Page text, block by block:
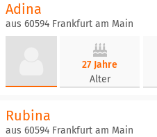
Adina
aus 60594 Frankfurt am Main
27 Jahre
Alter
Rubina
aus 60594 Frankfurt am Main